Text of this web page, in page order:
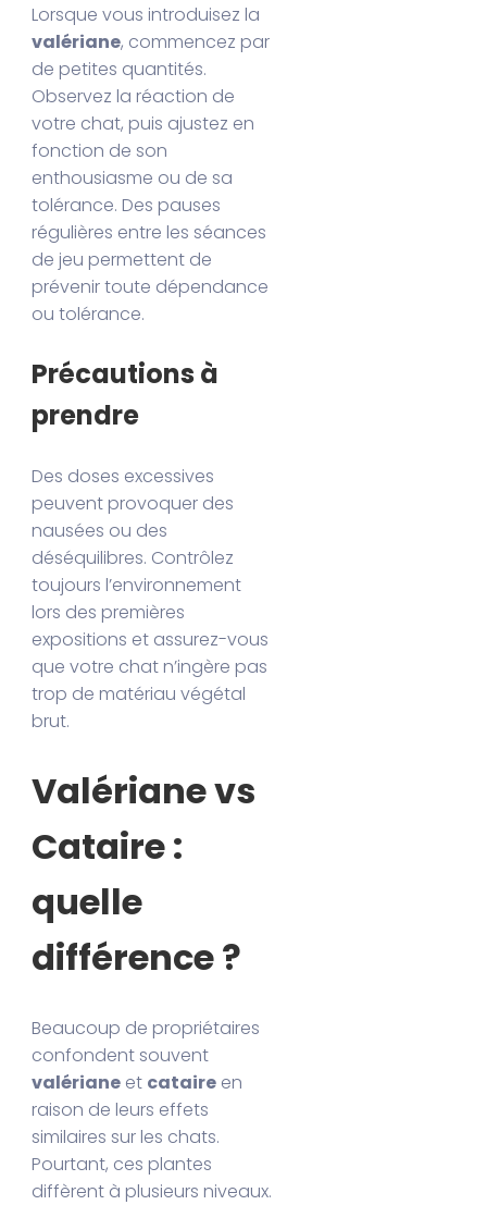
Lorsque vous introduisez la
valériane, commencez par
de petites quantités.
Observez la réaction de
votre chat, puis ajustez en
fonction de son
enthousiasme ou de sa
tolérance. Des pauses
régulières entre les séances
de jeu permettent de
prévenir toute dépendance
ou tolérance.
Précautions à
prendre
Des doses excessives
peuvent provoquer des
nausées ou des
déséquilibres. Contrôlez
toujours l’environnement
lors des premières
expositions et assurez-vous
que votre chat n’ingère pas
trop de matériau végétal
brut.
Valériane vs
Cataire :
quelle
différence ?
Beaucoup de propriétaires
confondent souvent
valériane et cataire en
raison de leurs effets
similaires sur les chats.
Pourtant, ces plantes
diffèrent à plusieurs niveaux.